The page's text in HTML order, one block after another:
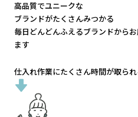
高品質でユニークな
ブランドがたくさんみつかる
毎日どんどんふえるブランドから
ます
仕入れ作業にたくさん時間が取られ